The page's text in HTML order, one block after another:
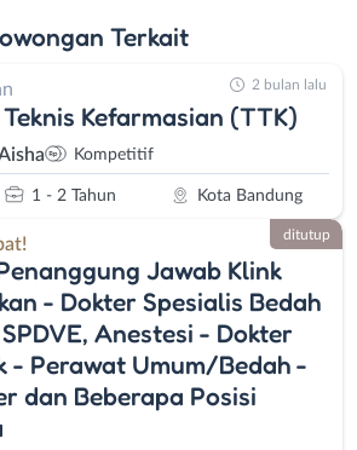
Terkait
Kefarmasian (TTK)
Kompetitif
1 - 2 Tahun Kota Bandung
2 bulan lalu
Jawab Klink
- Dokter Spesialis Bedah
Anestesi - Dokter
- Perawat Umum/Bedah -
dan Beberapa Posisi
ditutup